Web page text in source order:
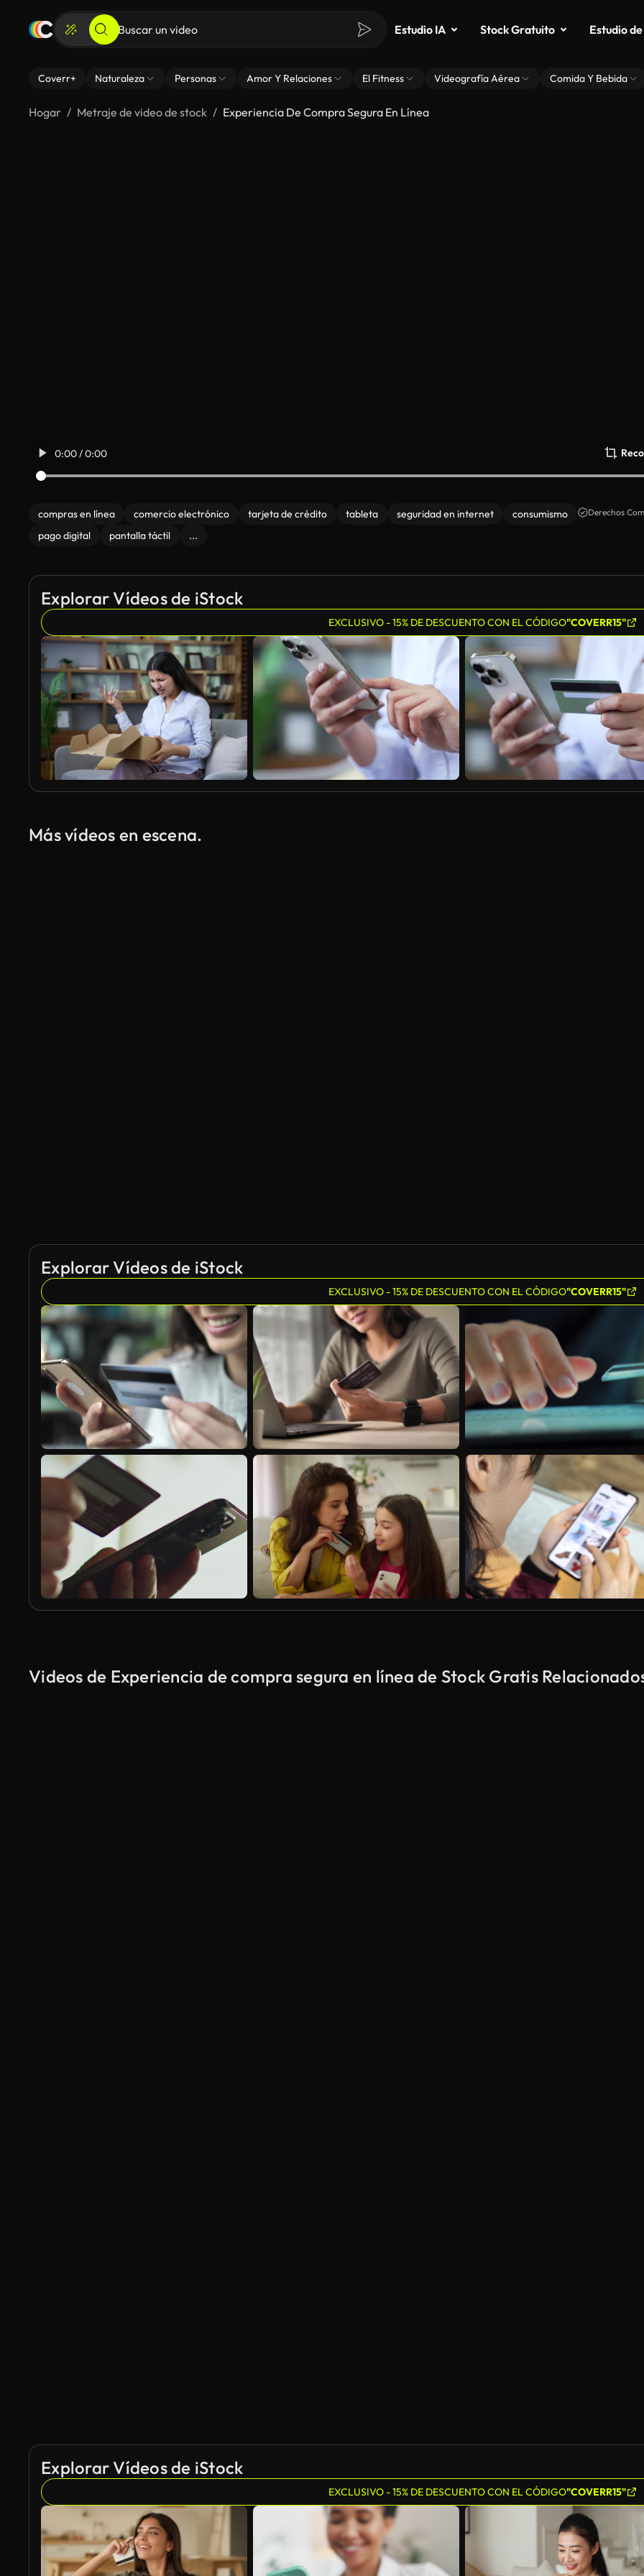
Estudio IA Stock Gratuito Estudio
Coverr+ Naturaleza Personas Amor Y Relaciones El Fitness Videografía Aérea Comida Y Bebida
Hogar Metraje de video de stock Experiencia De Compra Segura En Línea
0:00 / 0:00
compras en línea comercio electrónico tarjeta de crédito tableta seguridad en internet
consumismo
pago digital
pantalla táctil ...
Derechos
Explorar Vídeos de iStock
EXCLUSIVO - 15% DE DESCUENTO CON EL CÓDIGO"COVERR15"
Más vídeos en escena.
Explorar Vídeos de iStock
EXCLUSIVO - 15% DE DESCUENTO CON EL CÓDIGO"COVERR15"
Videos de Experiencia de compra segura en línea de Stock Gratis
Explorar Vídeos de iStock
EXCLUSIVO - 15% DE DESCUENTO CON EL CÓDIGO"COVERR15"